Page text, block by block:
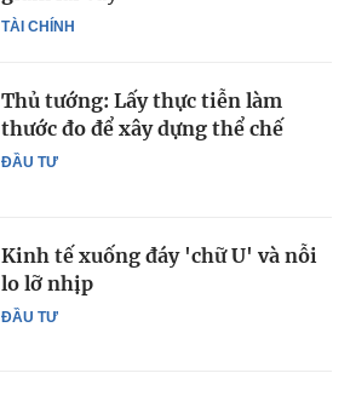
TÀI CHÍNH
ĐẦU TƯ
Thủ tướng: Lấy thực tiễn làm
thước đo để xây dựng thể chế
ĐẦU TƯ
Kinh tế xuống đáy 'chữ U' và nỗi
lo lỡ nhịp